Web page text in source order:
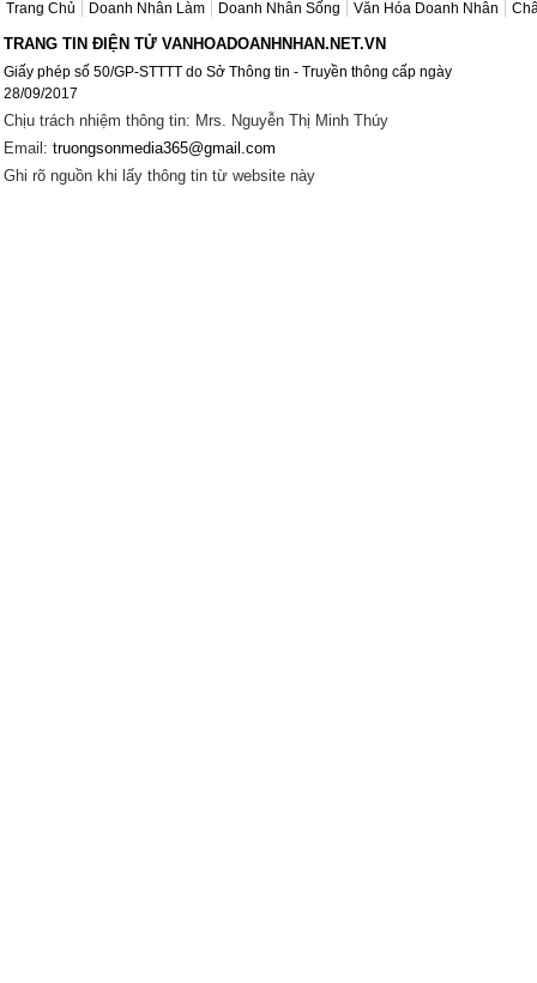
Trang Chủ Doanh Nhân Làm Doanh Nhân Sống Văn Hóa Doanh Nhân
TRANG TIN ĐIỆN TỬ VANHOADOANHNHAN.NET.VN
Giấy phép số 50/GP-STTTT do Sở Thông tin - Truyền thông cấp ngày
28/09/2017
Chịu trách nhiệm thông tin: Mrs. Nguyễn Thị Minh Thúy
Email: truongsonmedia365@gmail.com
Ghi rõ nguồn khi lấy thông tin từ website này